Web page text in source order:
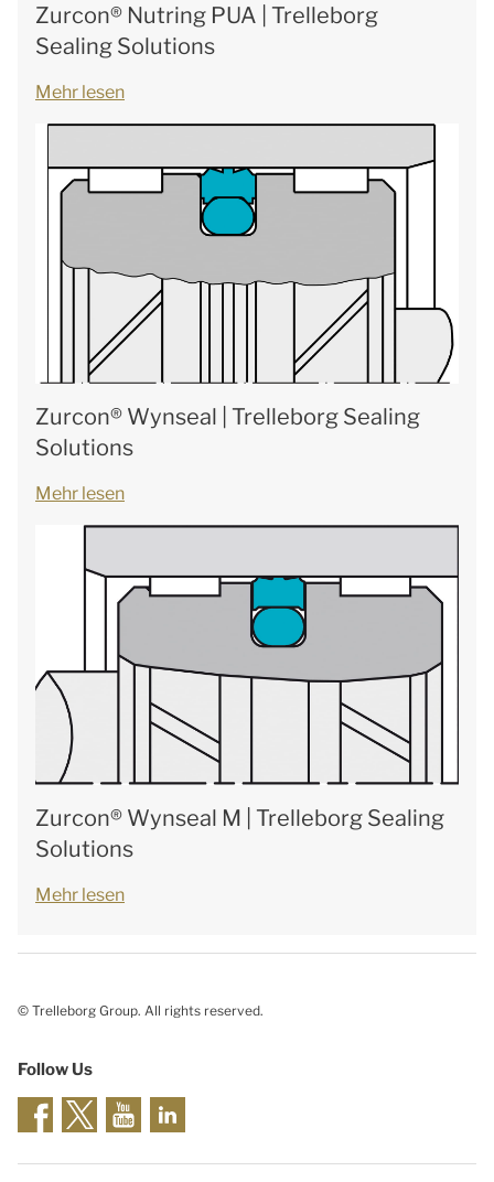
Zurcon® Nutring PUA | Trelleborg
Sealing Solutions
Mehr lesen
Zurcon® Wynseal | Trelleborg Sealing
Solutions
Mehr lesen
Zurcon® Wynseal M | Trelleborg Sealing
Solutions
Mehr lesen
© Trelleborg Group. All rights reserved.
Follow Us